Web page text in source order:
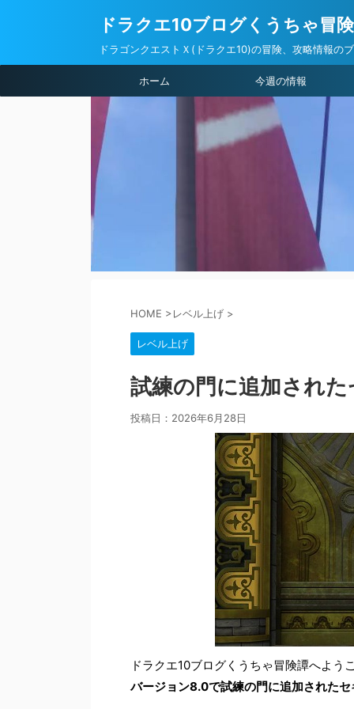
ドラクエ10ブログくうちゃ冒
ドラゴンクエストＸ(ドラクエ10)の冒険、攻略情報の
ホーム 今週の情報
HOME >レベル上げ >
レベル上げ
試練の門に追加され
投稿日： 2026年6月28日
ドラクエ10ブログくうちゃ冒険譚へよう
バージョン8.0で試練の門に追加された